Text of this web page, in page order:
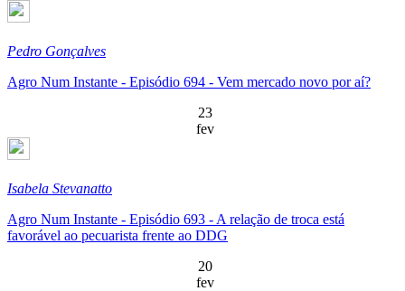
Pedro Gonçalves
Agro Num Instante - Episódio 694 - Vem mercado novo por aí?
23
fev
Isabela Stevanatto
Agro Num Instante - Episódio 693 - A relação de troca está
favorável ao pecuarista frente ao DDG
20
fev